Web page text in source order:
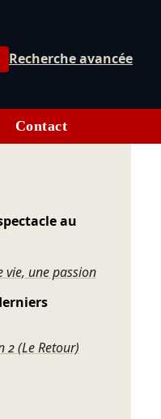
Recherche avancée
Contact
au
vie, une passion
2 (Le Retour)